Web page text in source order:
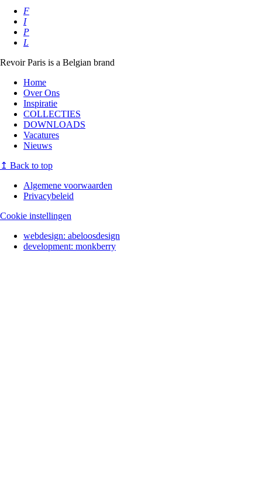
F
I
P
L
Revoir Paris is a Belgian brand
Home
Over Ons
Inspiratie
COLLECTIES
DOWNLOADS
Vacatures
Nieuws
↥ Back to top
Algemene voorwaarden
Privacybeleid
Cookie instellingen
webdesign: abeloosdesign
development: monkberry